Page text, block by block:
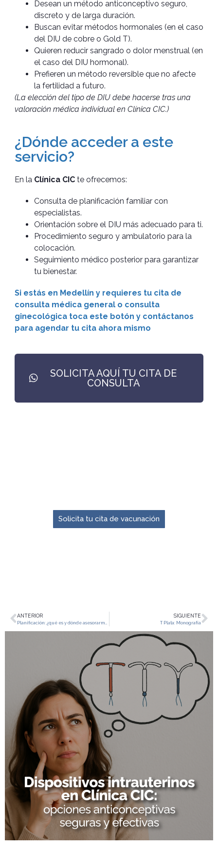
Desean un método anticonceptivo seguro,
discreto y de larga duración.
Buscan evitar métodos hormonales (en el caso
del DIU de cobre o Gold T).
Quieren reducir sangrado o dolor menstrual (en
el caso del DIU hormonal).
Prefieren un método reversible que no afecte
la fertilidad a futuro.
(La elección del tipo de DIU debe hacerse tras una
valoración médica individual en Clínica CIC.)
¿Dónde acceder a este
servicio?
En la Clínica CIC te ofrecemos:
Consulta de planificación familiar con
especialistas.
Orientación sobre el DIU más adecuado para ti.
Procedimiento seguro y ambulatorio para la
colocación.
Seguimiento médico posterior para garantizar
tu bienestar.
Si estás en Medellín y requieres tu cita de
consulta médica general o consulta
ginecológica toca este botón y contáctanos
para agendar tu cita ahora mismo
SOLICITA AQUÍ TU CITA DE
CONSULTA
Solicita tu cita de vacunación
ANTERIOR SIGUIENTE
T Plata: Monografía